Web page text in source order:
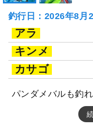
釣行日：2026年8月
アラ
キンメ
カサゴ
パンダメバルも釣れ